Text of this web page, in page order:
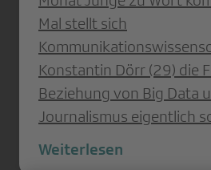
Mal stellt sich
Konstantin Dörr (29) die
Beziehung von Big Data
Journalismus eigentlich
Weiterlesen